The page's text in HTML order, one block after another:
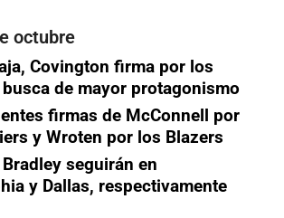
octubre
Covington firma por los
de mayor protagonismo
firmas de McConnell por
y Wroten por los Blazers
seguirán en
y Dallas, respectivamente